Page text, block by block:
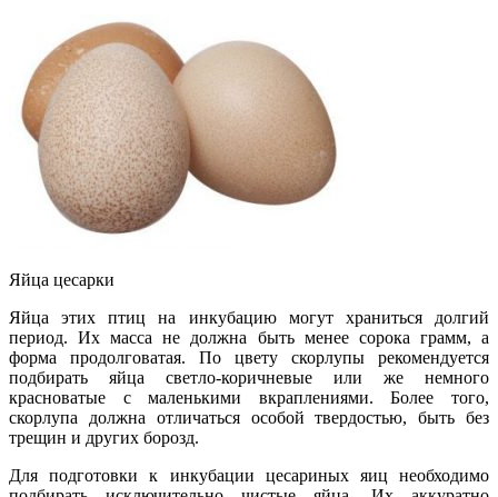
Яйца цесарки
Яйца этих птиц на инкубацию могут храниться долгий
период. Их масса не должна быть менее сорока грамм, а
форма продолговатая. По цвету скорлупы рекомендуется
подбирать яйца светло-коричневые или же немного
красноватые с маленькими вкраплениями. Более того,
скорлупа должна отличаться особой твердостью, быть без
трещин и других борозд.
Для подготовки к инкубации цесариных яиц необходимо